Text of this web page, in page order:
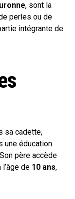
, sont la
perles ou de
intégrante de
sa cadette,
une éducation
père accède
de 10 ans,